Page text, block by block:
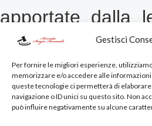
Gestisci
Per fornire le migliori esperienze,
memorizzare e/o accedere alle
queste tecnologie ci permetterà di
navigazione o ID unici su questo sito. Non
può influire negativamente su alcune
apportate dalla
del 2012
,
delitto di